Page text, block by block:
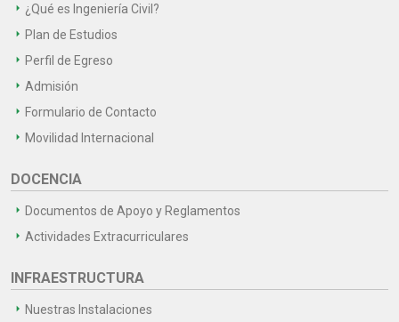
¿Qué es Ingeniería Civil?
Plan de Estudios
Perfil de Egreso
Admisión
Formulario de Contacto
Movilidad Internacional
DOCENCIA
Documentos de Apoyo y Reglamentos
Actividades Extracurriculares
INFRAESTRUCTURA
Nuestras Instalaciones